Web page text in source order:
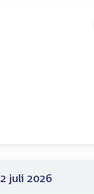
2 juli 2026